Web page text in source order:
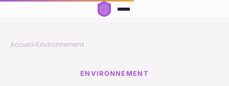
Accueil›Environnement
ENVIRONNEMENT